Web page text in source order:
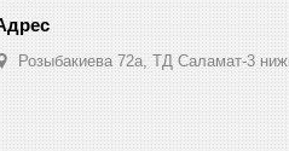
Розыбакиева 72а, ТД Саламат-3